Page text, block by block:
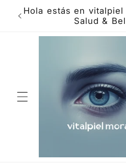
Skip to
content
Hola estás en
Salud &